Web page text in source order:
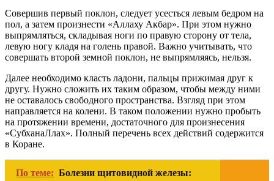
Совершив первый поклон, следует усесться левым бедром на
пол, а затем произнести «Аллаху Акбар». При этом нужно
выпрямляться, складывая ноги по правую сторону от тела,
левую ногу кладя на голень правой. Важно учитывать, что
совершать второй земной поклон, не выпрямляясь, нельзя.
Далее необходимо класть ладони, пальцы прижимая друг к
другу. Нужно сложить их таким образом, чтобы между ними
не оставалось свободного пространства. Взгляд при этом
направляется на колени. В таком положении нужно пробыть
на протяжении времени, достаточного для произнесения
«СубханаЛлах». Полный перечень всех действий содержится
в Коране.
По теме: Болезни щитовидной железы: